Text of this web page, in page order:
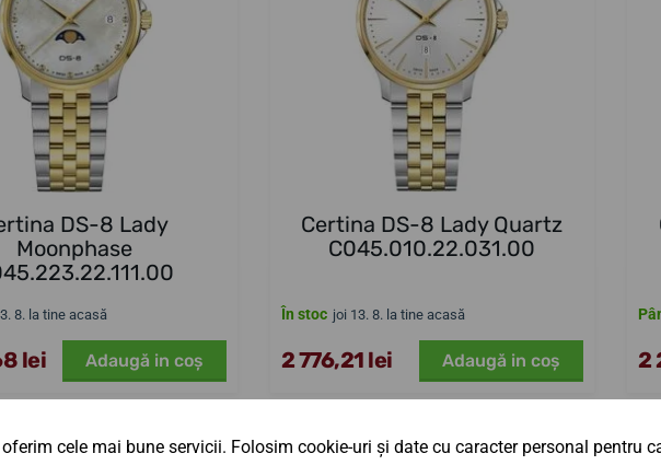
DS-8 Lady
Moonphase
8. la tine acasă
lei Adaugă in coş
Certina DS-8 Lady Quartz
C045.010.22.031.00
În stoc joi 13. 8. la tine acasă
2 776,21 lei Adaugă in coş 2
cele mai bune servicii. Folosim cookie-uri și date cu caracter personal pentru